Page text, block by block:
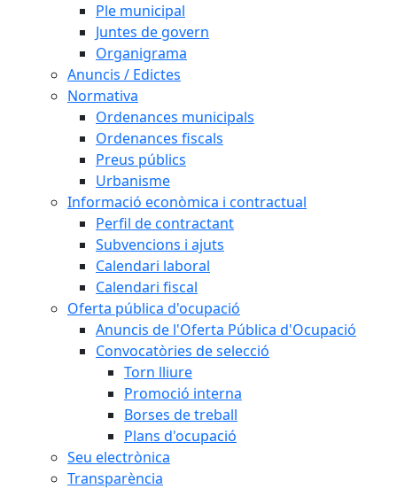
Ple municipal
Juntes de govern
Organigrama
Anuncis / Edictes
Normativa
Ordenances municipals
Ordenances fiscals
Preus públics
Urbanisme
Informació econòmica i contractual
Perfil de contractant
Subvencions i ajuts
Calendari laboral
Calendari fiscal
Oferta pública d'ocupació
Anuncis de l'Oferta Pública d'Ocupació
Convocatòries de selecció
Torn lliure
Promoció interna
Borses de treball
Plans d'ocupació
Seu electrònica
Transparència